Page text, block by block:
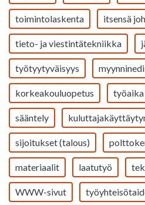
toimintolaskenta itsensä
tieto- ja viestintätekniikka
työtyytyväisyys
korkeakouluopetus työaika
sääntely
sijoitukset (talous)
materiaalit laatutyö
WWW-sivut